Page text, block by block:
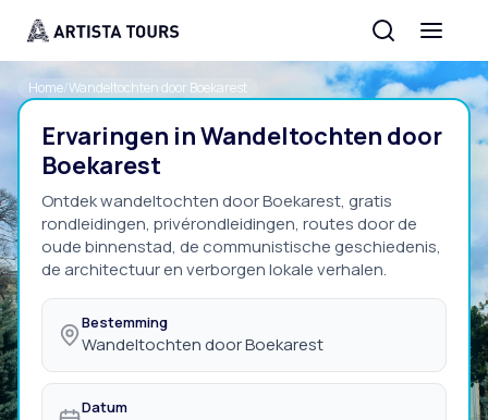
Home/Wandeltochten door Boekarest
Ervaringen in Wandeltochten door
Boekarest
Ontdek wandeltochten door Boekarest, gratis
rondleidingen, privérondleidingen, routes door de
oude binnenstad, de communistische geschiedenis,
de architectuur en verborgen lokale verhalen.
Bestemming
Wandeltochten door Boekarest
Datum